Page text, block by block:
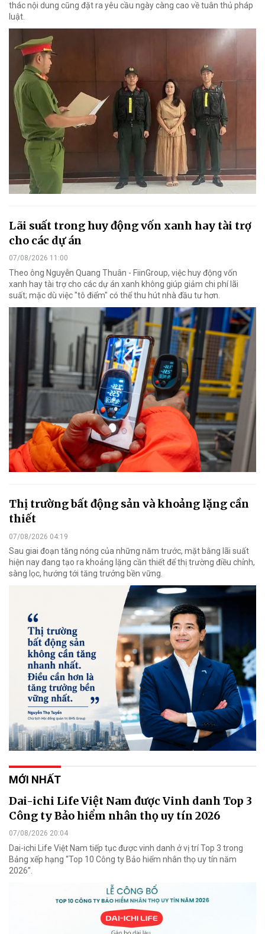
thác nội dung cũng đặt ra yêu cầu ngày càng cao về tuân thủ pháp
luật.
Lãi suất trong huy động vốn xanh hay tài trợ
cho các dự án
07/08/2026 11:00
Theo ông Nguyễn Quang Thuân - FiinGroup, việc huy động vốn
xanh hay tài trợ cho các dự án xanh không giúp giảm chi phí lãi
suất; mặc dù việc "tô điểm" có thể thu hút nhà đầu tư hơn.
Thị trường bất động sản và khoảng lặng cần
thiết
07/08/2026 04:19
Sau giai đoạn tăng nóng của những năm trước, mặt bằng lãi suất
hiện nay đang tạo ra khoảng lặng cần thiết để thị trường điều chỉnh,
sàng lọc, hướng tới tăng trưởng bền vững.
MỚI NHẤT
Dai-ichi Life Việt Nam được Vinh danh Top 3
Công ty Bảo hiểm nhân thọ uy tín 2026
07/08/2026 20:04
Dai-ichi Life Việt Nam tiếp tục được vinh danh ở vị trí Top 3 trong
Bảng xếp hạng “Top 10 Công ty Bảo hiểm nhân thọ uy tín năm
2026”.